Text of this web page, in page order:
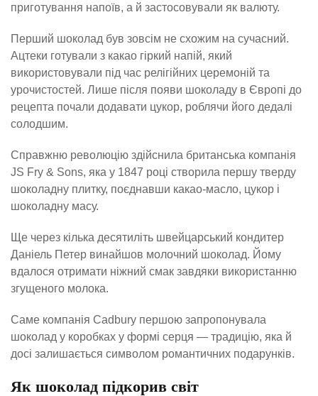
приготування напоїв, а й застосовували як валюту.
Перший шоколад був зовсім не схожим на сучасний.
Ацтеки готували з какао гіркий напій, який
використовували під час релігійних церемоній та
урочистостей. Лише після появи шоколаду в Європі до
рецепта почали додавати цукор, роблячи його дедалі
солодшим.
Справжню революцію здійснила британська компанія
JS Fry & Sons, яка у 1847 році створила першу тверду
шоколадну плитку, поєднавши какао-масло, цукор і
шоколадну масу.
Ще через кілька десятиліть швейцарський кондитер
Даніель Петер винайшов молочний шоколад. Йому
вдалося отримати ніжний смак завдяки використанню
згущеного молока.
Саме компанія Cadbury першою запропонувала
шоколад у коробках у формі серця — традицію, яка й
досі залишається символом романтичних подарунків.
Як шоколад підкорив світ